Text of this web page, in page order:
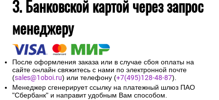
3. Банковской картой через запрос
менеджеру
После оформления заказа или в случае сбоя оплаты на
сайте онлайн свяжитесь с нами по электронной почте
(sales@1oboi.ru) или телефону (+7(495)128-48-87).
Менеджер сгенерирует ссылку на платежный шлюз ПАО
"Сбербанк" и направит удобным Вам способом.